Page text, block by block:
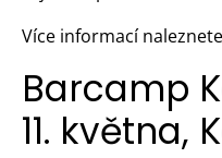
Více informací naleznete
Barcamp
11. května,